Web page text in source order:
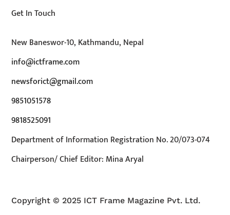
Get In Touch
New Baneswor-10, Kathmandu, Nepal
info@ictframe.com
newsforict@gmail.com
9851051578
9818525091
Department of Information Registration No. 20/073-074
Chairperson/ Chief Editor: Mina Aryal
Copyright © 2025 ICT Frame Magazine Pvt. Ltd.